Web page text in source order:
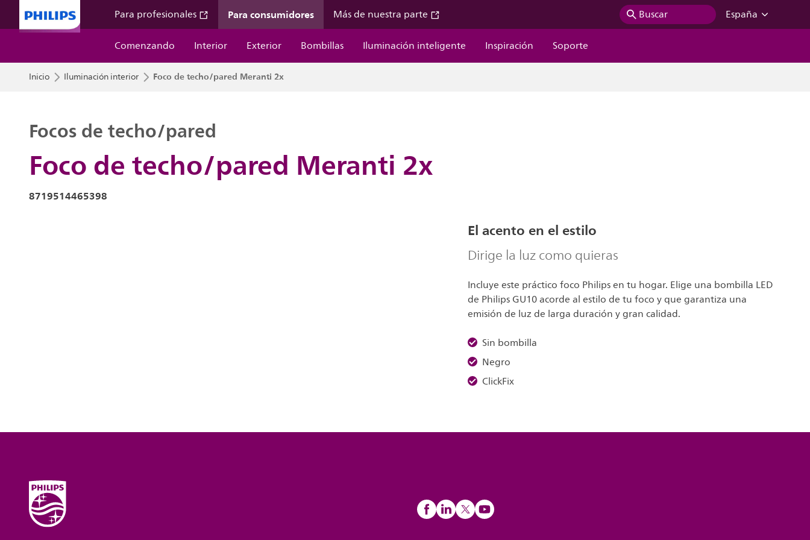
Para profesionales Para consumidores Más de nuestra parte Buscar
España
Comenzando
Interior Exterior Bombillas Iluminación inteligente Inspiración Soporte
Inicio Iluminación interior Foco de techo/pared Meranti 2x
Foco de techo/pared Meranti 2x
Focos de techo/pared
8719514465398
El acento en el estilo
Dirige la luz como quieras
Incluye este práctico foco Philips en tu hogar. Elige una bombilla LED
de Philips GU10 acorde al estilo de tu foco y que garantiza una
emisión de luz de larga duración y gran calidad.
Sin bombilla
Negro
ClickFix